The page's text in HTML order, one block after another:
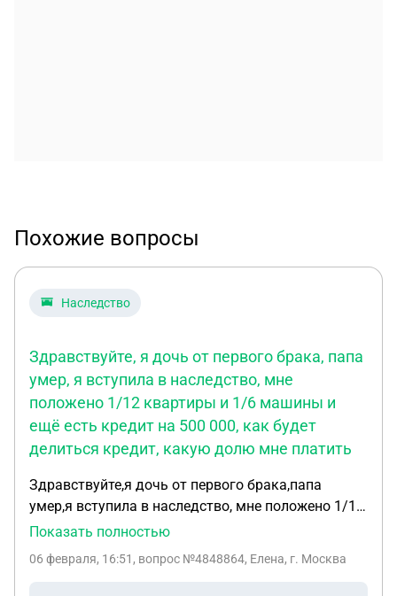
Похожие вопросы
Наследство
Здравствуйте, я дочь от первого брака, папа
умер, я вступила в наследство, мне
положено 1/12 квартиры и 1/6 машины и
ещё есть кредит на 500 000, как будет
делиться кредит, какую долю мне платить
Здравствуйте,я дочь от первого брака,папа
умер,я вступила в наследство, мне положено 1/12
квартиры и 1/6 машины и ещё есть кредит на 500
платить. И ещё вопрос, когда квартира делится ,
Показать полностью
06 февраля, 16:51 , вопрос №4848864, Елена, г. Москва